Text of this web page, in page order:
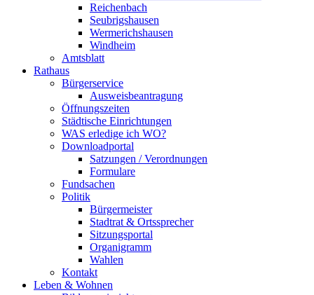
Reichenbach
Seubrigshausen
Wermerichshausen
Windheim
Amtsblatt
Rathaus
Bürgerservice
Ausweisbeantragung
Öffnungszeiten
Städtische Einrichtungen
WAS erledige ich WO?
Downloadportal
Satzungen / Verordnungen
Formulare
Fundsachen
Politik
Bürgermeister
Stadtrat & Ortssprecher
Sitzungsportal
Organigramm
Wahlen
Kontakt
Leben & Wohnen